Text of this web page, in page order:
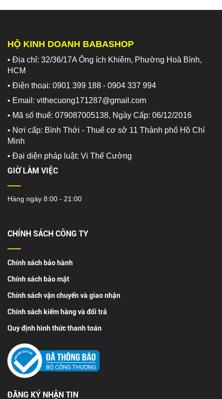
HỘ KINH DOANH BABASHOP
• Địa chỉ: 32/36/17A Ông ích Khiêm, Phường Hoà Bình,
HCM
• Điện thoại: 0901 399 188 - 0904 337 994
• Email: vithecuong171287@gmail.com
• Mã số thuế: 079087005138, Ngày Cấp: 06/12/2016
• Nơi cấp: Bình Thới - Thuế cơ sở 11 Thành phố Hồ Chí
Minh
• Đại diện pháp luật: Vi Thế Cường
GIỜ LÀM VIỆC
Hàng ngày 8:00 - 21:00
CHÍNH SÁCH CÔNG TY
Chính sách bảo hành
Chính sách bảo mật
Chính sách vận chuyển và giao nhận
Chính sách kiểm hàng và đổi trả
Quy định hình thức thanh toán
ĐĂNG KÝ NHẬN TIN